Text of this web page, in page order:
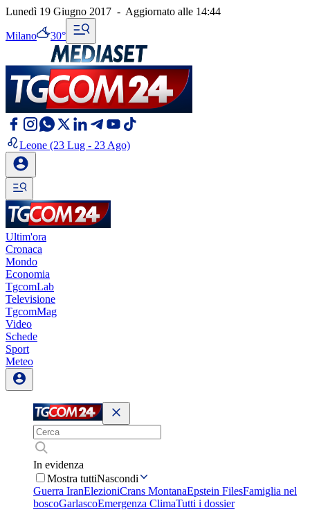
Lunedì 19 Giugno 2017 - Aggiornato alle 14:44
Milano 30°
Leone (23 Lug - 23 Ago)
Ultim'ora
Cronaca
Mondo
Economia
TgcomLab
Televisione
TgcomMag
Video
Schede
Sport
Meteo
In evidenza
Mostra tuttiNascondi
Guerra IranElezioniCrans MontanaEpstein FilesFamiglia nel
boscoGarlascoEmergenza ClimaTutti i dossier